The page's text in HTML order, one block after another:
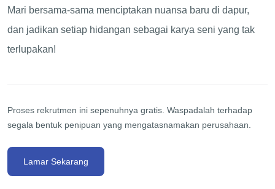
Mari bersama-sama menciptakan nuansa baru di dapur,
dan jadikan setiap hidangan sebagai karya seni yang tak
terlupakan!
Proses rekrutmen ini sepenuhnya gratis. Waspadalah terhadap
segala bentuk penipuan yang mengatasnamakan perusahaan.
Lamar Sekarang